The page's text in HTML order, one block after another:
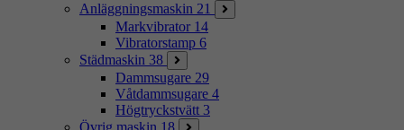
Anläggningsmaskin 21
Markvibrator 14
Vibratorstamp 6
Städmaskin 38
Dammsugare 29
Våtdammsugare 4
Högtryckstvätt 3
Övrig maskin 18